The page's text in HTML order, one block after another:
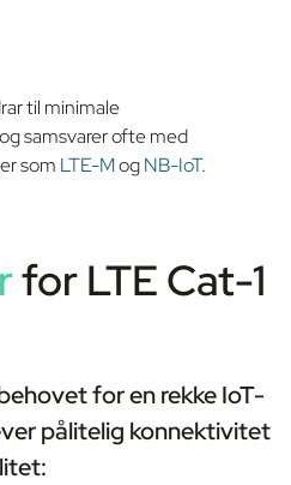
til minimale
samsvarer ofte med
som LTE-MogNB-IoT.
for LTE Cat-1
for en rekke IoT-
pålitelig konnektivitet